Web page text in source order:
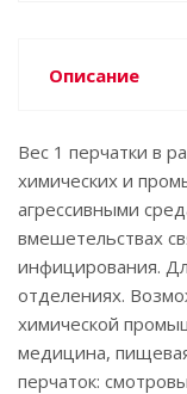
Описание
Вес 1 перчатки в
химических и
агрессивными
вмешетельствах
инфицирования.
отделениях.
химической
медицина,
перчаток: